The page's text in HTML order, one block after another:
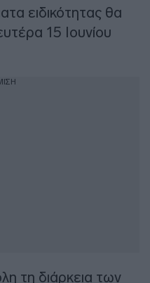
ειδικότητας θα
15 Ιουνίου
τη διάρκεια των